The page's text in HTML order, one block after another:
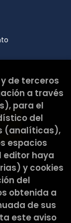
Ministerio de
de terceros
a través
para el
del
(analíticas),
espacios
editor haya
y cookies
del
obtenida a
de sus
este aviso